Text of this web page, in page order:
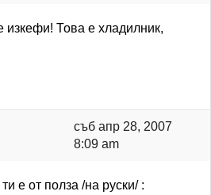
изкефи! Това е хладилник,
съб апр 28, 2007
8:09 am
е от полза /на руски/ :